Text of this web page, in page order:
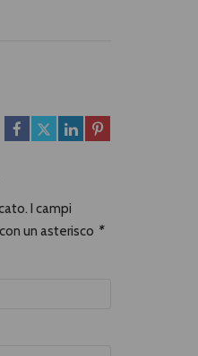
I campi
un asterisco *